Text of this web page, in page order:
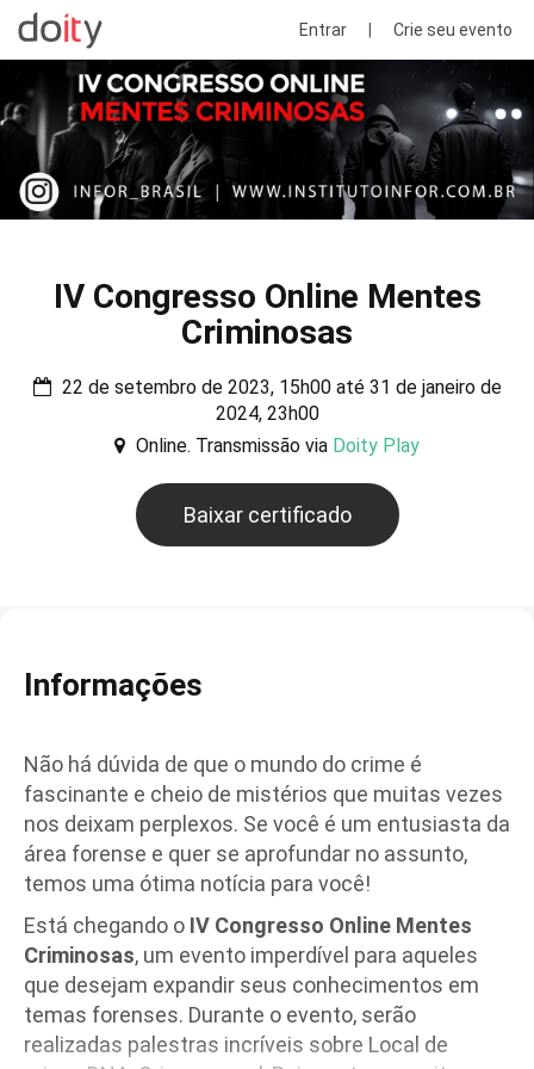
Entrar Crie seu evento
IV Congresso Online Mentes
Criminosas
22 de setembro de 2023, 15h00 até 31 de janeiro de
2024, 23h00
Online. Transmissão via Doity Play
Baixar certificado
Informações
Não há dúvida de que o mundo do crime é
fascinante e cheio de mistérios que muitas vezes
nos deixam perplexos. Se você é um entusiasta da
área forense e quer se aprofundar no assunto,
temos uma ótima notícia para você!
Está chegando o IV Congresso Online Mentes
Criminosas, um evento imperdível para aqueles
que desejam expandir seus conhecimentos em
temas forenses. Durante o evento, serão
realizadas palestras incríveis sobre Local de